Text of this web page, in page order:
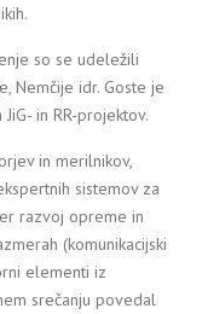
so se udeležili
Nemčije idr. Goste je
in RR-projektov.
in merilnikov,
sistemov za
razvoj opreme in
(komunikacijski
elementi iz
srečanju povedal